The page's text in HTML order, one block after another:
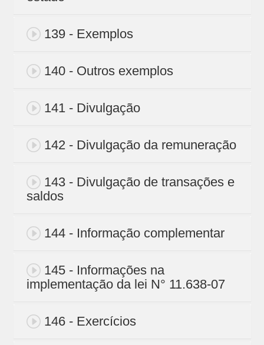
139 - Exemplos
140 - Outros exemplos
141 - Divulgação
142 - Divulgação da remuneração
143 - Divulgação de transações e
saldos
144 - Informação complementar
145 - Informações na
implementação da lei N° 11.638-07
146 - Exercícios